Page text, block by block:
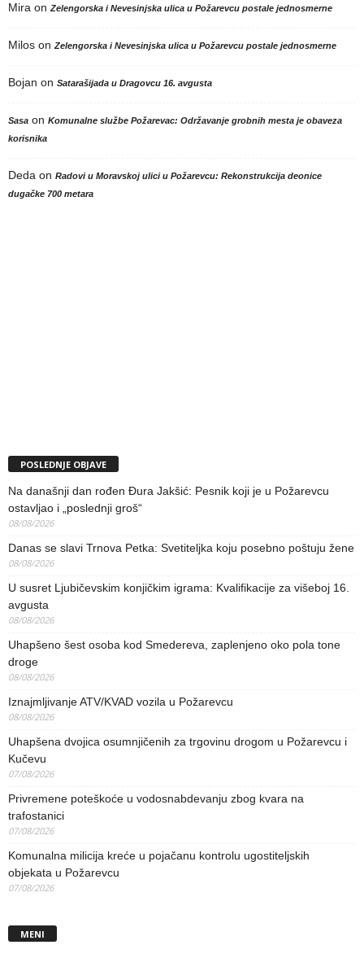
Mira on Zelengorska i Nevesinjska ulica u Požarevcu postale jednosmerne
Milos on Zelengorska i Nevesinjska ulica u Požarevcu postale jednosmerne
Bojan on Satarašijada u Dragovcu 16. avgusta
Sasa on Komunalne službe Požarevac: Održavanje grobnih mesta je obaveza
korisnika
Deda on Radovi u Moravskoj ulici u Požarevcu: Rekonstrukcija deonice
dugačke 700 metara
POSLEDNJE OBJAVE
Na današnji dan rođen Đura Jakšić: Pesnik koji je u Požarevcu
ostavljao i „poslednji groš“
08/08/2026
Danas se slavi Trnova Petka: Svetiteljka koju posebno poštuju žene
08/08/2026
U susret Ljubičevskim konjičkim igrama: Kvalifikacije za višeboj 16.
avgusta
08/08/2026
Uhapšeno šest osoba kod Smedereva, zaplenjeno oko pola tone
droge
08/08/2026
Iznajmljivanje ATV/KVAD vozila u Požarevcu
08/08/2026
Uhapšena dvojica osumnjičenih za trgovinu drogom u Požarevcu i
Kučevu
07/08/2026
Privremene poteškoće u vodosnabdevanju zbog kvara na
trafostanici
07/08/2026
Komunalna milicija kreće u pojačanu kontrolu ugostiteljskih
objekata u Požarevcu
07/08/2026
MENI